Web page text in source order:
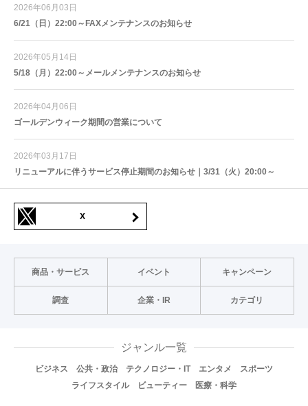
2026年06月03日
6/21（日）22:00～FAXメンテナンスのお知らせ
2026年05月14日
5/18（月）22:00～メールメンテナンスのお知らせ
2026年04月06日
ゴールデンウィーク期間の営業について
2026年03月17日
リニューアルに伴うサービス停止期間のお知らせ｜3/31（火）20:00～
X
商品・サービス イベント キャンペーン
調査 企業・IR カテゴリ
ジャンル一覧
ビジネス 公共・政治 テクノロジー・IT エンタメ
スポーツ
ライフスタイル
ビューティー 医療・科学